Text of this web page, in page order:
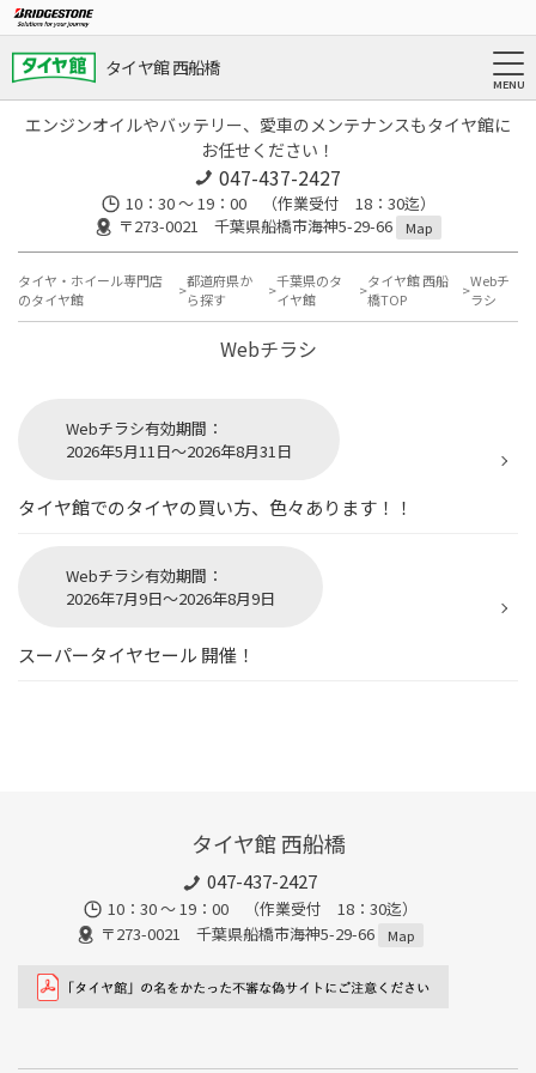
タイヤ館 西船橋
エンジンオイルやバッテリー、愛車のメンテナンスもタイヤ館に
お任せください！
047-437-2427
10：30 ～ 19：00 （作業受付 18：30迄）
〒273-0021 千葉県船橋市海神5-29-66
Map
タイヤ・ホイール専門店
のタイヤ館
都道府県か
ら探す
千葉県のタ
イヤ館
タイヤ館 西船
橋TOP
Webチ
ラシ
Webチラシ
Webチラシ有効期間：
2026年5月11日～2026年8月31日
タイヤ館でのタイヤの買い方、色々あります！！
Webチラシ有効期間：
2026年7月9日～2026年8月9日
スーパータイヤセール 開催！
タイヤ館 西船橋
047-437-2427
10：30 ～ 19：00 （作業受付 18：30迄）
〒273-0021 千葉県船橋市海神5-29-66
Map